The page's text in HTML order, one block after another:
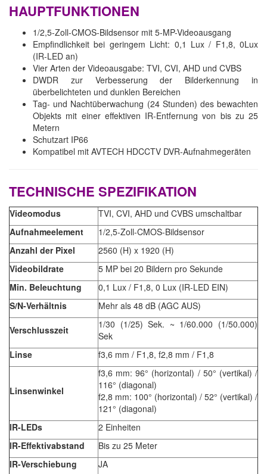
HAUPTFUNKTIONEN
1/2,5-Zoll-CMOS-Bildsensor mit 5-MP-Videoausgang
Empfindlichkeit bei geringem Licht: 0,1 Lux / F1,8, 0Lux
(IR-LED an)
Vier Arten der Videoausgabe: TVI, CVI, AHD und CVBS
DWDR zur Verbesserung der Bilderkennung in
überbelichteten und dunklen Bereichen
Tag- und Nachtüberwachung (24 Stunden) des bewachten
Objekts mit einer effektiven IR-Entfernung von bis zu 25
Metern
Schutzart IP66
Kompatibel mit AVTECH HDCCTV DVR-Aufnahmegeräten
TECHNISCHE SPEZIFIKATION
Videomodus
TVI, CVI, AHD und CVBS umschaltbar
Aufnahmeelement
1/2,5-Zoll-CMOS-Bildsensor
Anzahl der Pixel
2560 (H) x 1920 (H)
Videobildrate
5 MP bei 20 Bildern pro Sekunde
Min. Beleuchtung
0,1 Lux / F1,8, 0 Lux (IR-LED EIN)
S/N-Verhältnis
Mehr als 48 dB (AGC AUS)
Verschlusszeit
1/30 (1/25) Sek. ~ 1/60.000 (1/50.000)
Sek
Linse
f3,6 mm / F1,8, f2,8 mm / F1,8
Linsenwinkel
f3,6 mm: 96° (horizontal) / 50° (vertikal) /
116° (diagonal)
f2,8 mm: 100° (horizontal) / 52° (vertikal) /
121° (diagonal)
IR-LEDs
2 Einheiten
IR-Effektivabstand
Bis zu 25 Meter
IR-Verschiebung
JA